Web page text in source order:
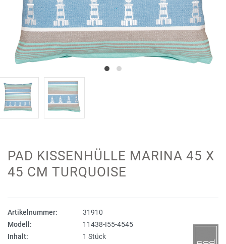
PAD KISSENHÜLLE MARINA 45 X
45 CM TURQUOISE
Artikelnummer:
31910
Modell:
11438-I55-4545
Inhalt:
1 Stück